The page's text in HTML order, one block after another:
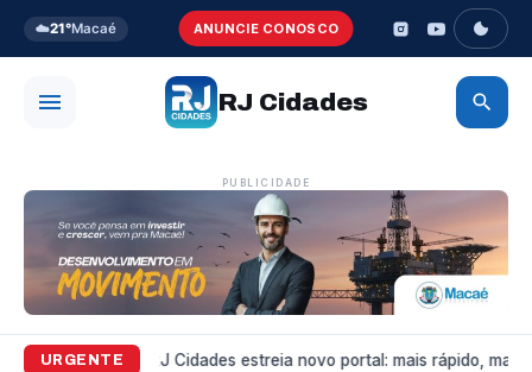
☁️21°Macaé ANUNCIE CONOSCO
RJ Cidades
PUBLICIDADE
URGENTE
Variedades RJ Cidades estreia novo portal: mais rápido, mais